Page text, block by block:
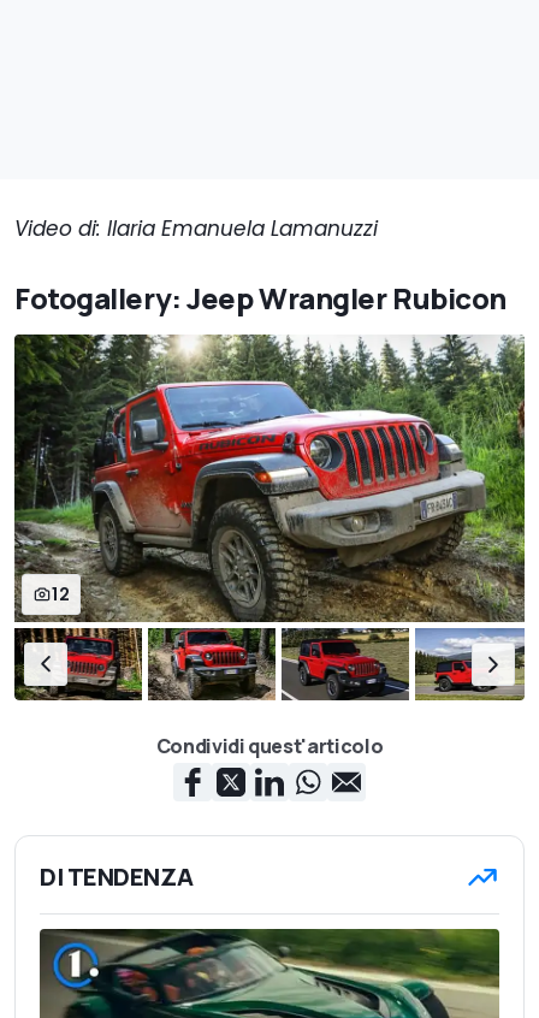
Video di: Ilaria Emanuela Lamanuzzi
Fotogallery: Jeep Wrangler Rubicon
12
Condividi quest'articolo
DI TENDENZA